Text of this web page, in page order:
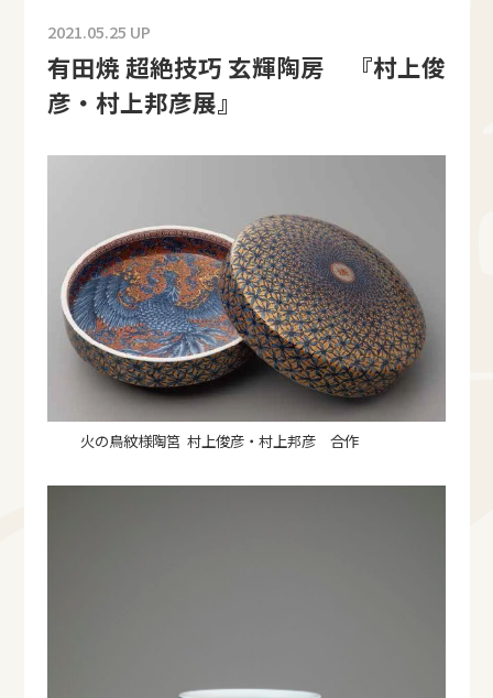
2021.05.25 UP
有田焼 超絶技巧 玄輝陶房 『村上俊
彦・村上邦彦展』
火の鳥紋様陶筥 村上俊彦・村上邦彦 合作